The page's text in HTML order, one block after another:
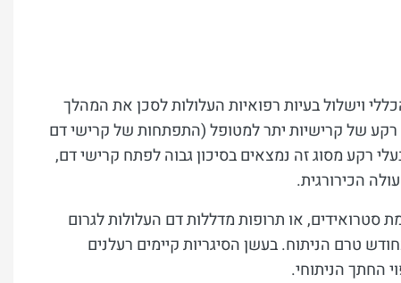
וישלול בעיות רפואיות העלולות לסכן את המהלך
רקע של קרישיות יתר למטופל (התפתחות של קרישי דם
רקע מסוג זה נמצאים בסיכון גבוה לפתח קרישי דם,
הכירורגית.
סטרואידים, או תרופות מדללות דם העלולות לגרום
טרם הניתוח. בעשן הסיגריות קיימים רעלנים
החתך הניתוחי.